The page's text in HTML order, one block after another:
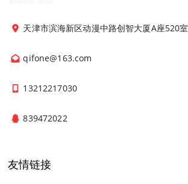
天津市滨海新区动漫中路创智大厦A座520室
qifone@163.com
13212217030
839472022
友情链接